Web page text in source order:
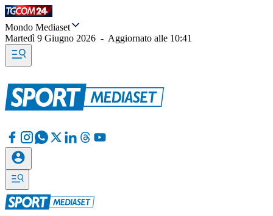
Mondo Mediaset
Martedì 9 Giugno 2026 - Aggiornato alle 10:41